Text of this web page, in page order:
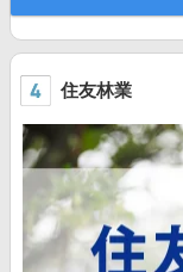
住友林業